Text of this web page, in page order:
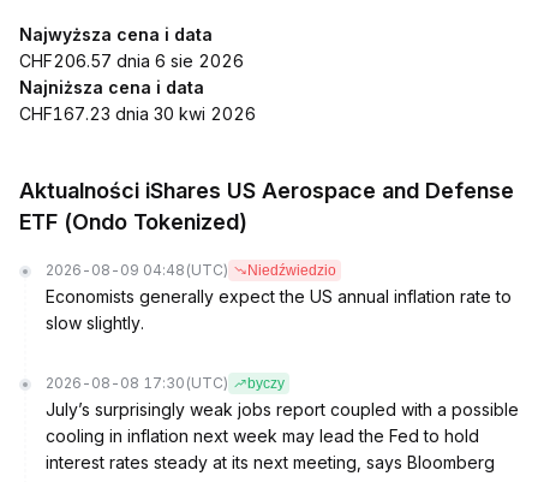
Najwyższa cena i data
CHF206.57 dnia 6 sie 2026
Najniższa cena i data
CHF167.23 dnia 30 kwi 2026
Aktualności iShares US Aerospace and Defense
ETF (Ondo Tokenized)
2026-08-09 04:48 (UTC) Niedźwiedzio
Economists generally expect the US annual inflation rate to
slow slightly.
2026-08-08 17:30 (UTC) byczy
July’s surprisingly weak jobs report coupled with a possible
cooling in inflation next week may lead the Fed to hold
interest rates steady at its next meeting, says Bloomberg